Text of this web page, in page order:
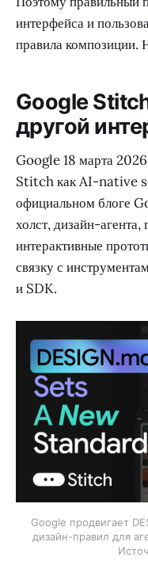
интерфейса и
правила композиции.
Google
другой
Google 18 марта
Stitch как AI-native
официальном блоге
холст, дизайн-агента,
интерактивные
связку с
и SDK.
Google продвигает
дизайн-правил для